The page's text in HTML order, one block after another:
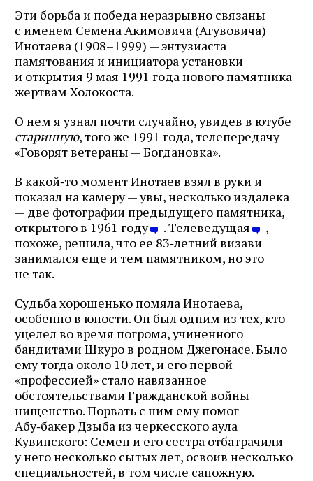
Эти борьба и победа неразрывно связаны
с именем Семена Акимовича (Агувовича)
Инотаева (1908–1999) — энтузиаста
памятования и инициатора установки
и открытия 9 мая 1991 года нового памятника
жертвам Холокоста.
О нем я узнал почти случайно, увидев в ютубе
старинную, того же 1991 года, телепередачу
«Говорят ветераны — Богдановка».
В какой‑то момент Инотаев взял в руки и
показал на камеру — увы, несколько издалека
— две фотографии предыдущего памятника,
открытого в 1961 году
. Телеведущая
,
похоже, решила, что ее 83‑летний визави
занимался еще и тем памятником, но это
не так.
Судьба хорошенько помяла Инотаева,
особенно в юности. Он был одним из тех, кто
уцелел во время погрома, учиненного
бандитами Шкуро в родном Джегонасе. Было
ему тогда около 10 лет, и его первой
«профессией» стало навязанное
обстоятельствами Гражданской войны
нищенство. Порвать с ним ему помог
Абу‑бакер Дзыба из черкесского аула
Кувинского: Семен и его сестра отбатрачили
у него несколько сытых лет, освоив несколько
специальностей, в том числе сапожную.